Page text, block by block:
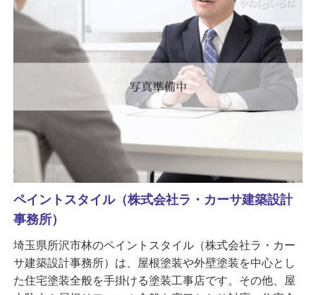
ペイントスタイル（株式会社ラ・カーサ建築設計
事務所）
埼玉県所沢市林のペイントスタイル（株式会社ラ・カー
サ建築設計事務所）は、屋根塗装や外壁塗装を中心とし
た住宅塗装全般を手掛ける塗装工事店です。その他、屋